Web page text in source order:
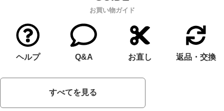
お買い物ガイド
ヘルプ Q&A お直し 返品・交換
すべてを見る